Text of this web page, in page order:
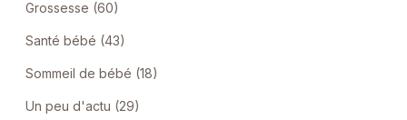
Grossesse (60)
Santé bébé (43)
Sommeil de bébé (18)
Un peu d'actu (29)